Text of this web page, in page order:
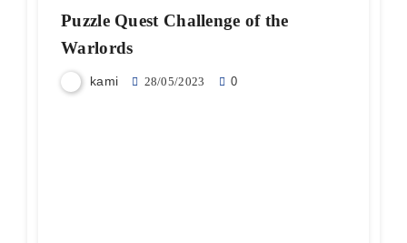
Puzzle Quest Challenge of the
Warlords
kami 28/05/2023 0